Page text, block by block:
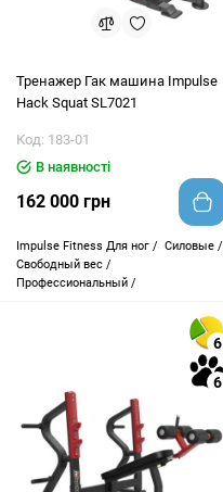
Тренажер Гак машина Impulse
Hack Squat SL7021
Код: 183-01
В наявності
162 000 грн
Impulse Fitness Для ног / Силовые /
Свободный вес /
Профессиональный /
6
6